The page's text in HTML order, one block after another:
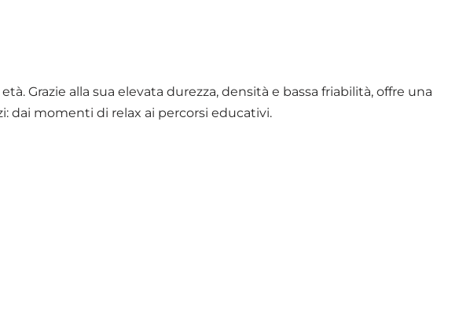
Grazie alla sua elevata durezza, densità e bassa friabilità, offre una
dai momenti di relax ai percorsi educativi.